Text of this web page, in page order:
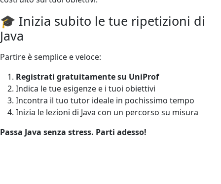
🎓 Inizia subito le tue ripetizioni di
Java
Partire è semplice e veloce:
Registrati gratuitamente su UniProf
Indica le tue esigenze e i tuoi obiettivi
Incontra il tuo tutor ideale in pochissimo tempo
Inizia le lezioni di Java con un percorso su misura
Passa Java senza stress. Parti adesso!